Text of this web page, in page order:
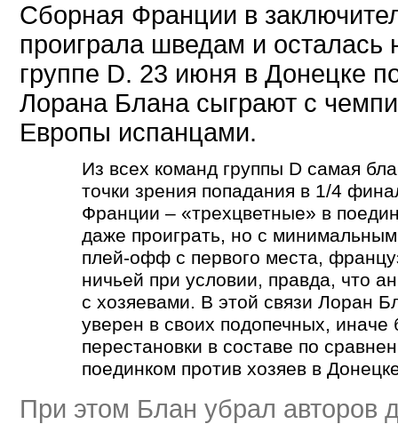
Сборная Франции в
проиграла шведам и осталась
группе D. 23 июня в Донецке
Лорана Блана сыграют с
Европы испанцами.
Из всех команд группы D самая
точки зрения попадания в 1/4
Франции – «трехцветные» в
даже проиграть, но с
плей-офф с первого места,
ничьей при условии, правда, что
с хозяевами. В этой связи Лоран
уверен в своих подопечных, иначе
перестановки в составе по
поединком против хозяев в
При этом Блан убрал авторов